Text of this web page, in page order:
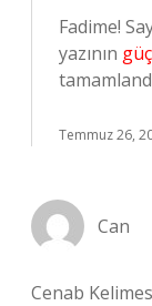
Fadime!
yazının
Temmuz 26,
Can
Cenab